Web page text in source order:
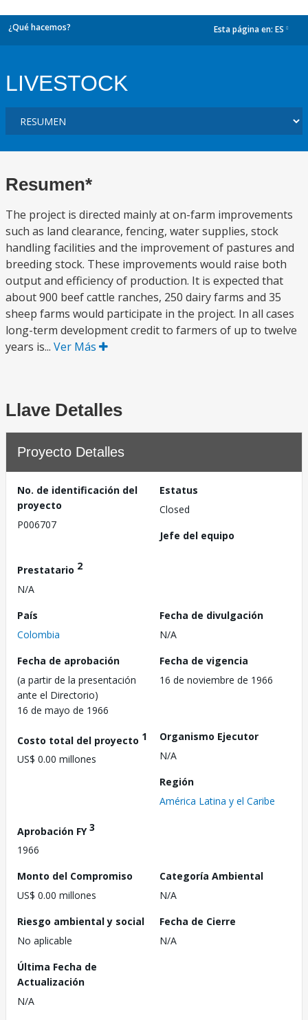
¿Qué hacemos? Esta página en: ES
LIVESTOCK
Resumen*
The project is directed mainly at on-farm improvements
such as land clearance, fencing, water supplies, stock
handling facilities and the improvement of pastures and
breeding stock. These improvements would raise both
output and efficiency of production. It is expected that
about 900 beef cattle ranches, 250 dairy farms and 35
sheep farms would participate in the project. In all cases
long-term development credit to farmers of up to twelve
years is... Ver Más
Llave Detalles
Proyecto Detalles
No. de identificación del
proyecto
P006707
Estatus
Closed
Jefe del equipo
Prestatario 2
N/A
País
Colombia
Fecha de divulgación
N/A
Fecha de aprobación
(a partir de la presentación
ante el Directorio)
16 de mayo de 1966
Fecha de vigencia
16 de noviembre de 1966
Costo total del proyecto 1
US$ 0.00 millones
Organismo Ejecutor
N/A
Región
América Latina y el Caribe
Aprobación FY3
1966
Monto del Compromiso
US$ 0.00 millones
Categoría Ambiental
N/A
Riesgo ambiental y social
No aplicable
Fecha de Cierre
N/A
Última Fecha de
Actualización
N/A